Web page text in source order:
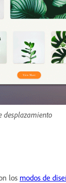
desplazamiento
los modos de